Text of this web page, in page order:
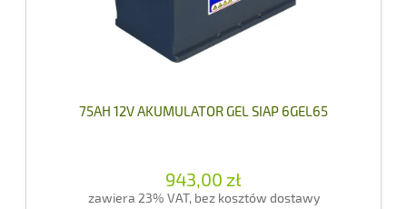
75AH 12V AKUMULATOR GEL SIAP 6GEL65
943,00 zł
zawiera 23% VAT, bez kosztów dostawy